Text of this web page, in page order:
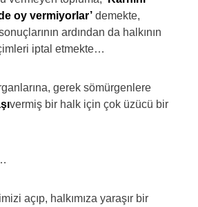
oy vermiyorlar’ demekte,
ardından da halkının
iptal etmekte…
gerek sömürgenlere
vermiş bir halk için çok üzücü bir
açıp, halkımıza yaraşır bir